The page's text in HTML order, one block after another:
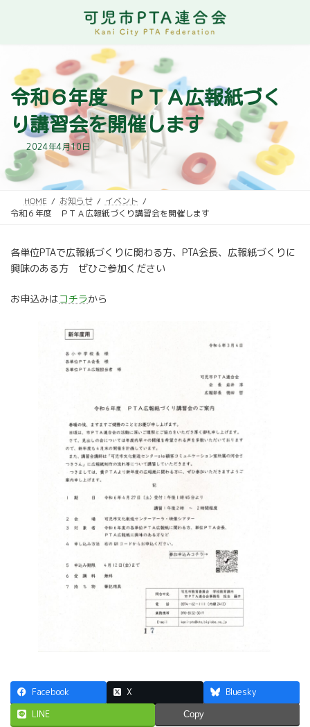
令和６年度 ＰＴＡ広報紙づく
り講習会を開催します
2024年4月10日
HOME お知らせ
イベント
令和６年度 ＰＴＡ広報紙づくり講習会を開催します
各単位PTAで広報紙づくりに関わる方、PTA会長、広報紙づくりに
興味のある方 ぜひご参加ください
お申込みはコチラから
Facebook X
Bluesky
LINE
Copy